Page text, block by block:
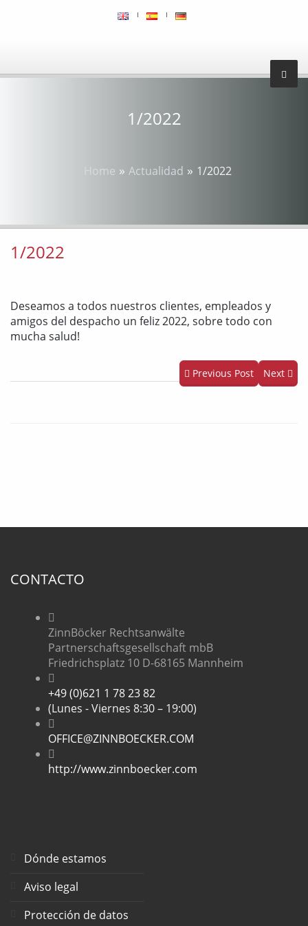
1/2022
Home » Actualidad » 1/2022
1/2022
Deseamos a todos nuestros clientes, empleados y
amigos del despacho un feliz 2022, sobre todo con
mucha salud!
Previous Post Next
CONTACTO
ZinnBöcker Rechtsanwälte
Partnerschaftsgesellschaft mbB
Friedrichsplatz 10 D-68165 Mannheim
+49 (0)621 1 78 23 82
(Lunes - Viernes 8:30 – 19:00)
OFFICE@ZINNBOECKER.COM
http://www.zinnboecker.com
Dónde estamos
Aviso legal
Protección de datos